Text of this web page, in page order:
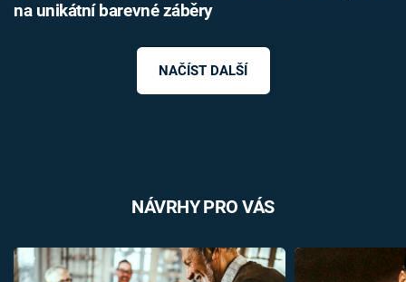
na unikátní barevné záběry
NAČÍST DALŠÍ
NÁVRHY PRO VÁS